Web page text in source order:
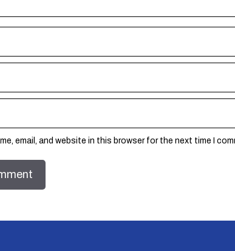
email, and website in this browser for the next time I